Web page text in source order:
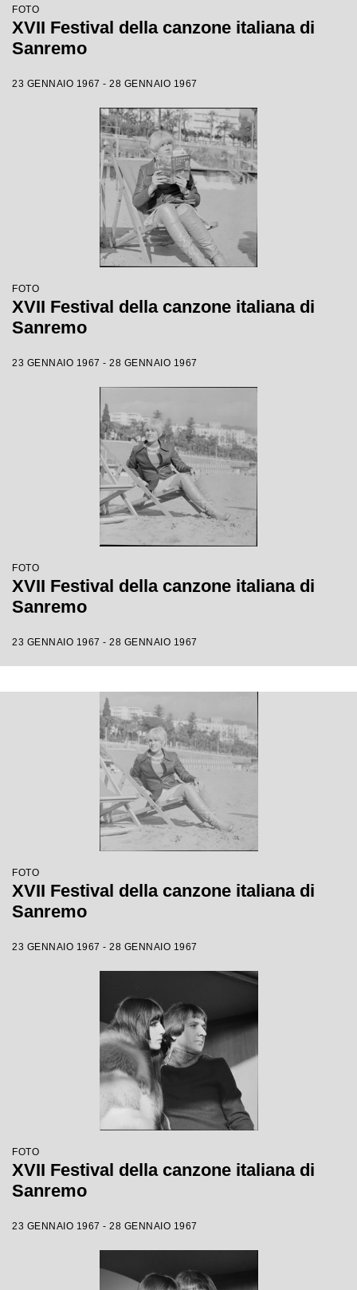
FOTO
XVII Festival della canzone italiana di
Sanremo
23 GENNAIO 1967 - 28 GENNAIO 1967
FOTO
XVII Festival della canzone italiana di
Sanremo
23 GENNAIO 1967 - 28 GENNAIO 1967
FOTO
XVII Festival della canzone italiana di
Sanremo
23 GENNAIO 1967 - 28 GENNAIO 1967
FOTO
XVII Festival della canzone italiana di
Sanremo
23 GENNAIO 1967 - 28 GENNAIO 1967
FOTO
XVII Festival della canzone italiana di
Sanremo
23 GENNAIO 1967 - 28 GENNAIO 1967